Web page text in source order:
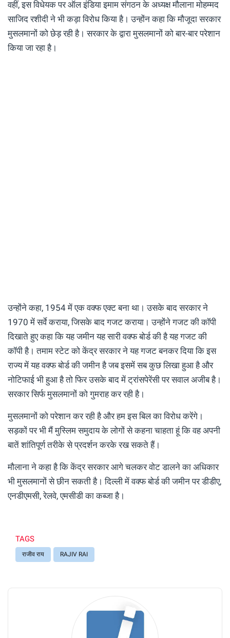
वहीं, इस विधेयक पर ऑल इंडिया इमाम संगठन के अध्यक्ष मौलाना मोहम्मद
साजिद रशीदी ने भी कड़ा विरोध किया है। उन्होंन कहा कि मौजूदा सरकार
मुसलमानों को छेड़ रही है। सरकार के द्वारा मुसलमानों को बार-बार परेशान
किया जा रहा है।
उन्होंने कहा, 1954 में एक वक्फ एक्ट बना था। उसके बाद सरकार ने
1970 में सर्वे कराया, जिसके बाद गजट कराया। उन्होंने गजट की कॉपी
दिखाते हुए कहा कि यह जमीन यह सारी वक्फ बोर्ड की है यह गजट की
कॉपी है। तमाम स्टेट को केंद्र सरकार ने यह गजट बनकर दिया कि इस
राज्य में यह वक्फ बोर्ड की जमीन है जब इसमें सब कुछ लिखा हुआ है और
नोटिफाई भी हुआ है तो फिर उसके बाद में ट्रांसपेरेंसी पर सवाल अजीब है।
सरकार सिर्फ मुसलमानों को गुमराह कर रही है।
मुसलमानों को परेशान कर रही है और हम इस बिल का विरोध करेंगे।
सड़कों पर भी मैं मुस्लिम समुदाय के लोगों से कहना चाहता हूं कि वह अपनी
बातें शांतिपूर्ण तरीके से प्रदर्शन करके रख सकते हैं।
मौलाना ने कहा है कि केंद्र सरकार आगे चलकर वोट डालने का अधिकार
भी मुसलमानों से छीन सकती है। दिल्ली में वक्फ बोर्ड की जमीन पर डीडीए,
एनडीएमसी, रेलवे, एमसीडी का कब्जा है।
TAGS
राजीव राय RAJIV RAI